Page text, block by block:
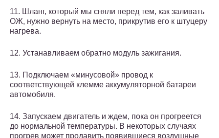
11. Шланг, который мы сняли перед тем, как заливать
ОЖ, нужно вернуть на место, прикрутив его к штуцеру
нагрева.
12. Устанавливаем обратно модуль зажигания.
13. Подключаем «минусовой» провод к
соответствующей клемме аккумуляторной батареи
автомобиля.
14. Запускаем двигатель и ждем, пока он прогреется
до нормальной температуры. В некоторых случаях
прогрев может продавить появившиеся воздушные